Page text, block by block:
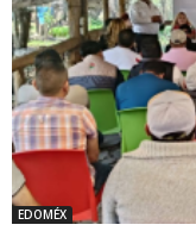
EDOMÉX